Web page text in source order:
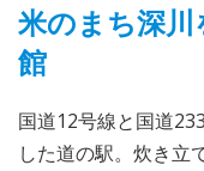
米のまち深
館
国道12号線と国道
した道の駅。炊き立